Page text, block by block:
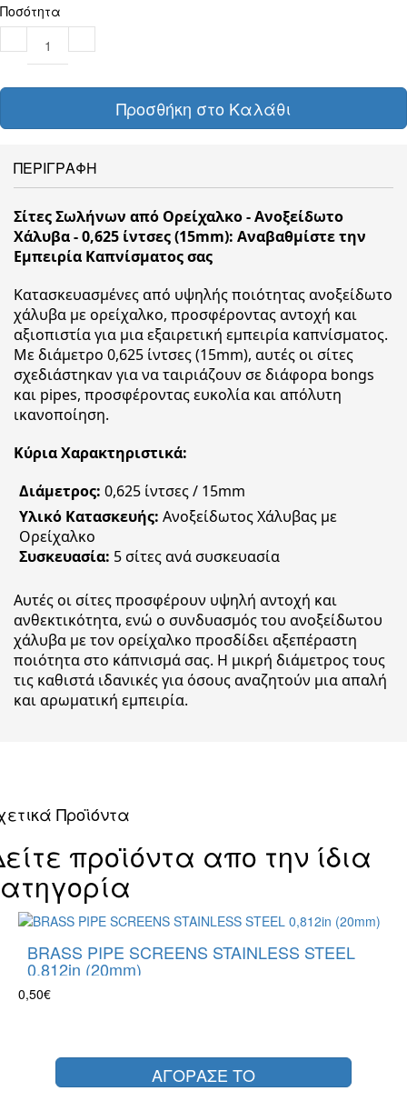
Ποσότητα
Προσθήκη στο Καλάθι
ΠΕΡΙΓΡΑΦΗ
Σίτες Σωλήνων από Ορείχαλκο - Ανοξείδωτο
Χάλυβα - 0,625 ίντσες (15mm): Αναβαθμίστε την
Εμπειρία Καπνίσματος σας
Κατασκευασμένες από υψηλής ποιότητας ανοξείδωτο
χάλυβα με ορείχαλκο, προσφέροντας αντοχή και
αξιοπιστία για μια εξαιρετική εμπειρία καπνίσματος.
Με διάμετρο 0,625 ίντσες (15mm), αυτές οι σίτες
σχεδιάστηκαν για να ταιριάζουν σε διάφορα bongs
και pipes, προσφέροντας ευκολία και απόλυτη
ικανοποίηση.
Κύρια Χαρακτηριστικά:
Διάμετρος: 0,625 ίντσες / 15mm
Υλικό Κατασκευής: Ανοξείδωτος Χάλυβας με
Ορείχαλκο
Συσκευασία: 5 σίτες ανά συσκευασία
Αυτές οι σίτες προσφέρουν υψηλή αντοχή και
ανθεκτικότητα, ενώ ο συνδυασμός του ανοξείδωτου
χάλυβα με τον ορείχαλκο προσδίδει αξεπέραστη
ποιότητα στο κάπνισμά σας. Η μικρή διάμετρος τους
τις καθιστά ιδανικές για όσους αναζητούν μια απαλή
και αρωματική εμπειρία.
Προϊόντα
προϊόντα απο την ίδια
BRASS PIPE SCREENS STAINLESS STEEL
0,812in (20mm)
0,50€
ΑΓΟΡΑΣΕ ΤΟ